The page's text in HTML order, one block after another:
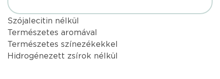
Szójalecitin nélkül
Természetes aromával
Természetes színezékekkel
Hidrogénezett zsírok nélkül